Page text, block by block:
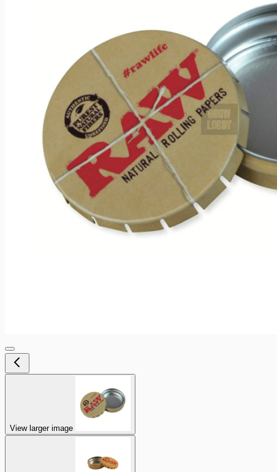
View larger image